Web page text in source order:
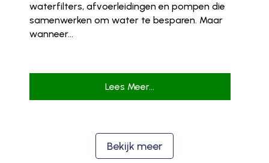
waterfilters, afvoerleidingen en pompen die
samenwerken om water te besparen. Maar
wanneer...
Lees Meer...
Bekijk meer